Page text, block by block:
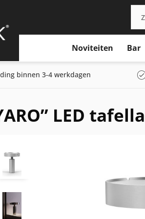
Noviteiten Bar
binnen 3-4 werkdagen
LED